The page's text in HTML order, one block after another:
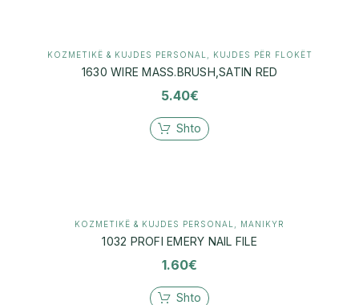
KOZMETIKË & KUJDES PERSONAL KUJDES PËR FLOKËT
1630 WIRE MASS.BRUSH,SATIN RED
5.40€
Shto
KOZMETIKË & KUJDES PERSONAL MANIKYR
1032 PROFI EMERY NAIL FILE
1.60€
Shto